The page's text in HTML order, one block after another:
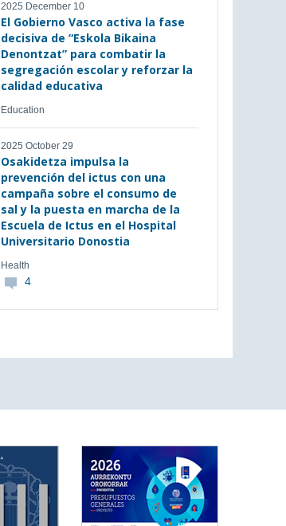
2025 December 10
El Gobierno Vasco activa la fase
decisiva de “Eskola Bikaina
Denontzat” para combatir la
segregación escolar y reforzar la
calidad educativa
Education
2025 October 29
Osakidetza impulsa la
prevención del ictus con una
campaña sobre el consumo de
sal y la puesta en marcha de la
Escuela de Ictus en el Hospital
Universitario Donostia
Health
4